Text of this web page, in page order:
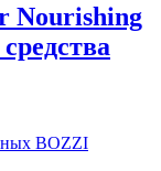
Nourishing